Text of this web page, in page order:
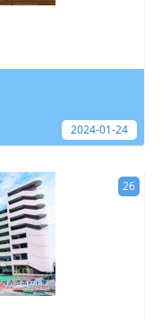
2024-01-24
26